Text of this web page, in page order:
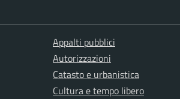
Appalti pubblici
Autorizzazioni
Catasto e urbanistica
Cultura e tempo libero